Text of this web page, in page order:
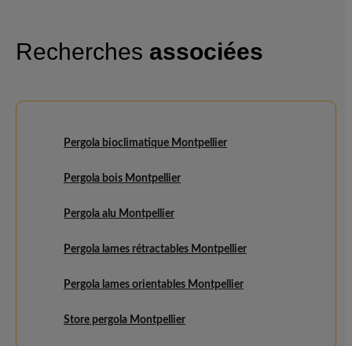
Recherches associées
Pergola bioclimatique Montpellier
Pergola bois Montpellier
Pergola alu Montpellier
Pergola lames rétractables Montpellier
Pergola lames orientables Montpellier
Store pergola Montpellier